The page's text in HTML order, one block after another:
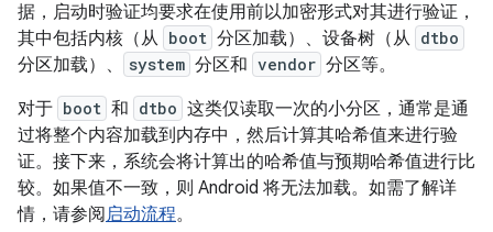
据，启动时验证均要求在使用前以加密形式对其进行验证，
其中包括内核（从 boot 分区加载）、设备树（从 dtbo
分区加载）、 system 分区和 vendor 分区等。
对于 boot 和 dtbo 这类仅读取一次的小分区，通常是通
过将整个内容加载到内存中，然后计算其哈希值来进行验
证。接下来，系统会将计算出的哈希值与预期哈希值进行比
较。 如果值不一致，则 Android 将无法加载。如需了解详
情，请参阅启动流程。